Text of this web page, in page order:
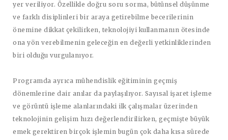
yer veriliyor. Özellikle doğru soru sorma, bütünsel düşünme
ve farklı disiplinleri bir araya getirebilme becerilerinin
önemine dikkat çekilirken, teknolojiyi kullanmanın ötesinde
ona yön verebilmenin geleceğin en değerli yetkinliklerinden
biri olduğu vurgulanıyor.
Programda ayrıca mühendislik eğitiminin geçmiş
dönemlerine dair anılar da paylaşılıyor. Sayısal işaret işleme
ve görüntü işleme alanlarındaki ilk çalışmalar üzerinden
teknolojinin gelişim hızı değerlendirilirken, geçmişte büyük
emek gerektiren birçok işlemin bugün çok daha kısa sürede